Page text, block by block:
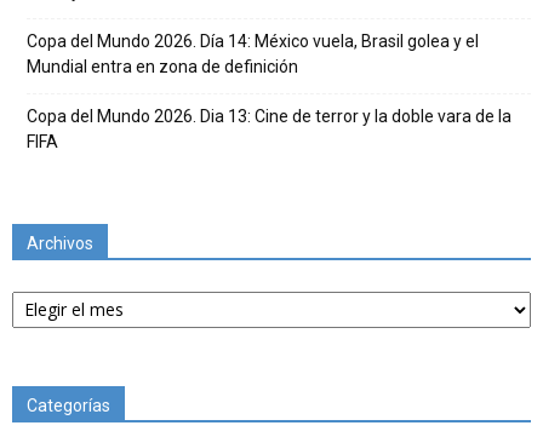
Copa del Mundo 2026. Día 14: México vuela, Brasil golea y el
Mundial entra en zona de definición
Copa del Mundo 2026. Dia 13: Cine de terror y la doble vara de la
FIFA
Archivos
Archivos
Categorías